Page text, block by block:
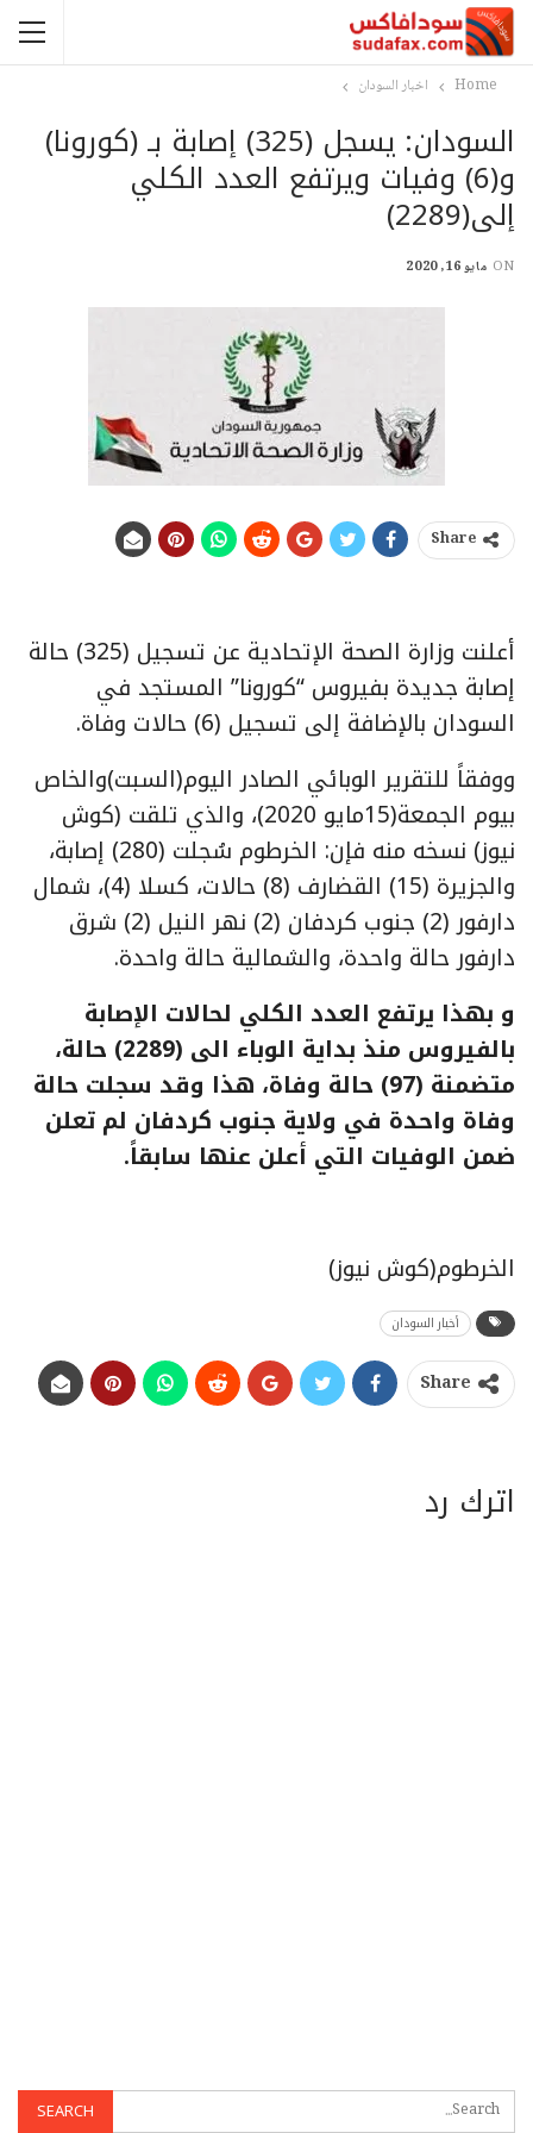
Home اخبار السودان
السودان: يسجل (325) إصابة بـ (كورونا)
و(6) وفيات ويرتفع العدد الكلي
إلى(2289)
ON مايو 16, 2020
Share
أعلنت وزارة الصحة الإتحادية عن تسجيل (325) حالة
إصابة جديدة بفيروس “كورونا” المستجد في
السودان بالإضافة إلى تسجيل (6) حالات وفاة.
ووفقاً للتقرير الوبائي الصادر اليوم(السبت)والخاص
بيوم الجمعة(15مايو 2020)، والذي تلقت (كوش
نيوز) نسخه منه فإن: الخرطوم سُجلت (280) إصابة،
والجزيرة (15) القضارف (8) حالات، كسلا (4)، شمال
دارفور (2) جنوب كردفان (2) نهر النيل (2) شرق
دارفور حالة واحدة، والشمالية حالة واحدة.
و بهذا يرتفع العدد الكلي لحالات الإصابة
بالفيروس منذ بداية الوباء الى (2289) حالة،
متضمنة (97) حالة وفاة، هذا وقد سجلت حالة
وفاة واحدة في ولاية جنوب كردفان لم تعلن
ضمن الوفيات التي أعلن عنها سابقاً.
الخرطوم(كوش نيوز)
أخبار السودان
Share
اترك رد